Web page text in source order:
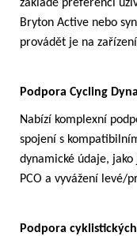
základě preferencí
Bryton Active nebo
provádět je na
Podpora Cycling
Nabízí komplexní
spojení s
dynamické údaje, jako
PCO a vyvážení levé/
Podpora